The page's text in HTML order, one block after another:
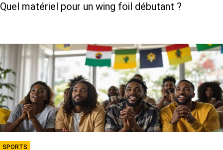
Quel matériel pour un wing foil débutant ?
SPORTS